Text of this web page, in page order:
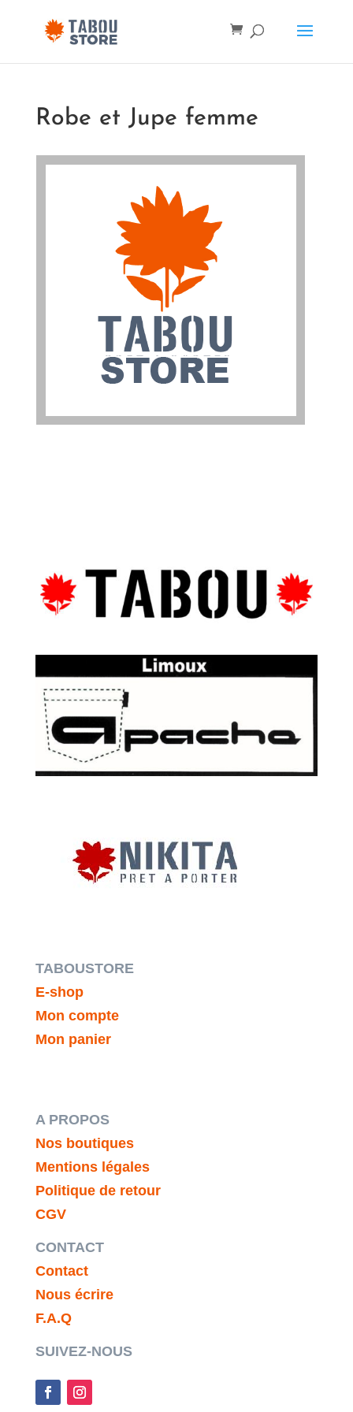
Robe et Jupe femme
TABOUSTORE
E-shop
Mon compte
Mon panier
A PROPOS
Nos boutiques
Mentions légales
Politique de retour
CGV
CONTACT
Contact
Nous écrire
F.A.Q
SUIVEZ-NOUS